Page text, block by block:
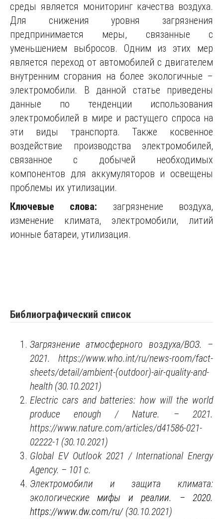
среды является мониторинг качества воздуха.
Для снижения уровня загрязнения
предпринимается меры, связанные с
уменьшением выбросов. Одним из этих мер
является переход от автомобилей с двигателем
внутренним сгорания на более экологичные –
электромобили. В данной статье приведены
данные по тенденции использования
электромобилей в мире и растущего спроса на
эти виды транспорта. Также косвенное
воздействие производства электромобилей,
связанное с добычей необходимых
компонентов для аккумуляторов и освещены
проблемы их утилизации.
Ключевые слова: загрязнение воздуха,
изменение климата, электромобили, литий
ионные батареи, утилизация.
Библиографический список
Загрязнение атмосферного воздуха/ВОЗ. –
2021. https://www.who.int/ru/news-room/fact-
sheets/detail/ambient-(outdoor)-air-quality-and-
health (30.10.2021)
Electric cars and batteries: how will the world
produce enough / Nature. – 2021.
https://www.nature.com/articles/d41586-021-
02222-1 (30.10.2021)
Global EV Outlook 2021 / International Energy
Agency. – 101 с.
Электромобили и защита климата:
экологические мифы и реалии. – 2020.
https://www.dw.com/ru/ (30.10.2021)